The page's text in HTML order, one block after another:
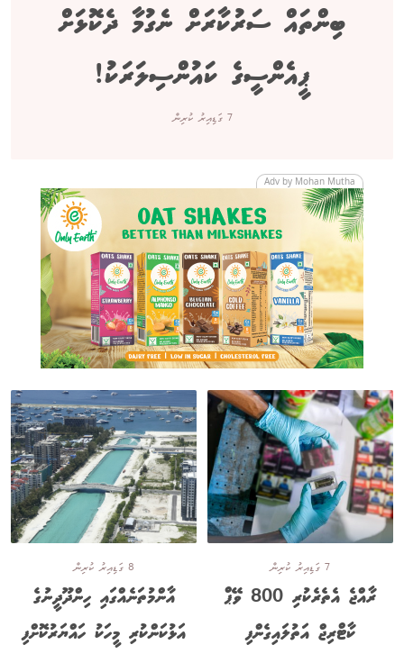
ބިންތައް ސަރުކާރަށް ނެގުމާ ދެކޮޅަށް
ޕީއެންސީގެ ކައުންސިލަރަކު!
7 ގަޑިއިރު ކުރިން
Adv by Mohan Mutha
7 ގަޑިއިރު ކުރިން
ރާއްޖެ އެތެރެކުރި 800 ވޭޕް
ކާޓްރިޖް އަތުލައިގެންފި
8 ގަޑިއިރު ކުރިން
އާންމުތަނެއްގައި ހިންދޫދީނުގެ
އަޅުކަންކުރި މީހަކު ހައްޔަރުކޮށްފި